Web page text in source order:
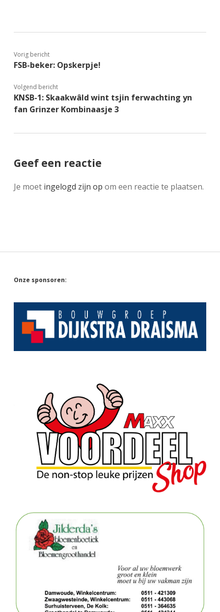
Vorig bericht
FSB-beker: Opskerpje!
Volgend bericht
KNSB-1: Skaakwâld wint tsjin ferwachting yn
fan Grinzer Kombinaasje 3
Geef een reactie
Je moet ingelogd zijn op om een reactie te plaatsen.
Sidebar
Onze sponsoren: